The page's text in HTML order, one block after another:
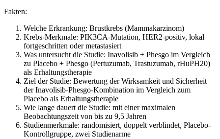
Fakten:
Welche Erkrankung: Brustkrebs (Mammakarzinom)
Krebs-Merkmale: PIK3CA-Mutation, HER2-positiv, lokal
fortgeschritten oder metastasiert
Was untersucht die Studie: Inavolisib + Phesgo im Vergleich
zu Placebo + Phesgo (Pertuzumab, Trastuzumab, rHuPH20)
als Erhaltungstherapie
Ziel der Studie: Bewertung der Wirksamkeit und Sicherheit
der Inavolisib-Phesgo-Kombination im Vergleich zum
Placebo als Erhaltungstherapie
Wie lange dauert die Studie: mit einer maximalen
Beobachtungszeit von bis zu 9,5 Jahren
Studienmerkmale: randomisiert, doppelt verblindet, Placebo-
Kontrollgruppe, zwei Studienarme